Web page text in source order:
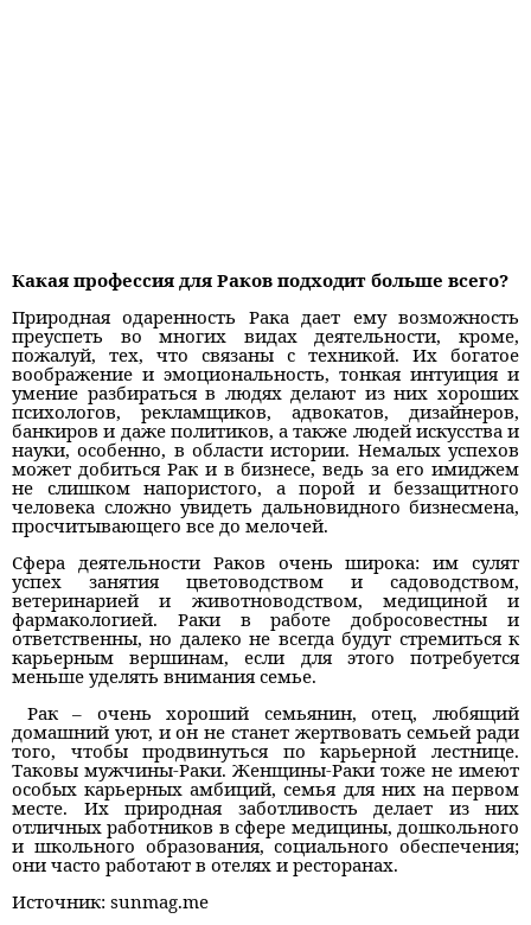
Какая профессия для Раков подходит больше всего?
Природная одаренность Рака дает ему возможность
преуспеть во многих видах деятельности, кроме,
пожалуй, тех, что связаны с техникой. Их богатое
воображение и эмоциональность, тонкая интуиция и
умение разбираться в людях делают из них хороших
психологов, рекламщиков, адвокатов, дизайнеров,
банкиров и даже политиков, а также людей искусства и
науки, особенно, в области истории. Немалых успехов
может добиться Рак и в бизнесе, ведь за его имиджем
не слишком напористого, а порой и беззащитного
человека сложно увидеть дальновидного бизнесмена,
просчитывающего все до мелочей.
Сфера деятельности Раков очень широка: им сулят
успех занятия цветоводством и садоводством,
ветеринарией и животноводством, медициной и
фармакологией. Раки в работе добросовестны и
ответственны, но далеко не всегда будут стремиться к
карьерным вершинам, если для этого потребуется
меньше уделять внимания семье.
Рак – очень хороший семьянин, отец, любящий
домашний уют, и он не станет жертвовать семьей ради
того, чтобы продвинуться по карьерной лестнице.
Таковы мужчины-Раки. Женщины-Раки тоже не имеют
особых карьерных амбиций, семья для них на первом
месте. Их природная заботливость делает из них
отличных работников в сфере медицины, дошкольного
и школьного образования, социального обеспечения;
они часто работают в отелях и ресторанах.
Источник: sunmag.me